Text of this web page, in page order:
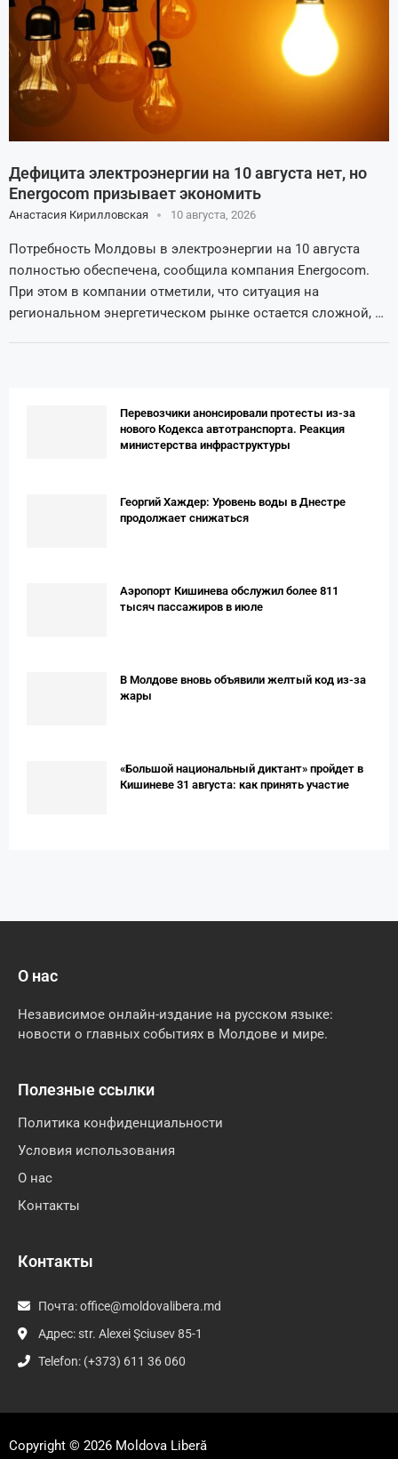
Дефицита электроэнергии на 10 августа нет, но
Energocom призывает экономить
Анастасия Кирилловская 10 августа, 2026
Потребность Молдовы в электроэнергии на 10 августа
полностью обеспечена, сообщила компания Energocom.
При этом в компании отметили, что ситуация на
региональном энергетическом рынке остается сложной, …
Перевозчики анонсировали протесты из-за
нового Кодекса автотранспорта. Реакция
министерства инфраструктуры
Георгий Хаждер: Уровень воды в Днестре
продолжает снижаться
Аэропорт Кишинева обслужил более 811
тысяч пассажиров в июле
В Молдове вновь объявили желтый код из-за
жары
«Большой национальный диктант» пройдет в
Кишиневе 31 августа: как принять участие
О нас
Независимое онлайн-издание на русском языке:
новости о главных событиях в Молдове и мире.
Полезные ссылки
Политика конфиденциальности
Условия использования
О нас
Контакты
Контакты
Почта:office@moldovalibera.md
Адрес: str. Alexei Şciusev 85-1
Telefon: (+373) 611 36 060
Copyright © 2026 Moldova Liberă